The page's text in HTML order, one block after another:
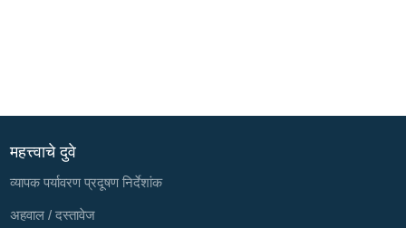
महत्त्वाचे दुवे
व्यापक पर्यावरण प्रदूषण निर्देशांक
अहवाल / दस्तावेज